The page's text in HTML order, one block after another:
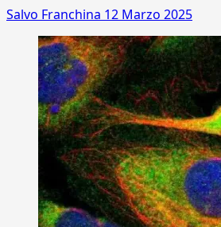
Salvo Franchina 12 Marzo 2025